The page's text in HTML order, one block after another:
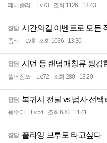
페니졸리 Lv.73 조회 1126 13:43
잡담 시간의길 이벤트로 모든
좀티 Lv.8 조회 1036 13:30
잡담 시던 등 랜덤매칭류 튕김
쓸어짐쓰 Lv.72 조회 280 13:20
잡담 복귀시 전딜 vs 법사 선택
용수디 Lv.54 조회 630 11:41
잡담 플라잉 브루토 타고싶다